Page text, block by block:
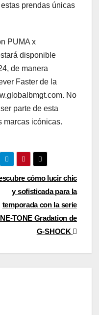
prendas únicas
PUMA x
disponible
de manera
Faster de la
No
parte de esta
marcas icónicas.
cómo lucir chic
y sofisticada para la
temporada con la serie
TONE Gradation de
G-SHOCK